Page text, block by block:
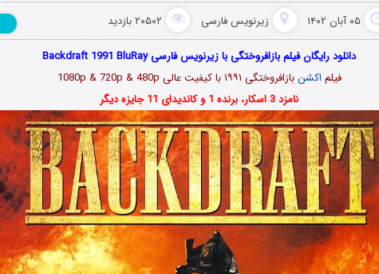
۰۵ آبان ۱۴۰۲ زیرنویس فارسی ۲۰۵۰۲ بازدید
دانلود رایگان فیلم بازافروختگی با زیرنویس فارسی Backdraft 1991 BluRay
فیلم اکشنبازافروختگی ۱۹۹۱ با کیفیت عالی 1080p & 720p & 480p
نامزد 3 اسکار، برنده 1 و کاندیدای 11 جایزه دیگر